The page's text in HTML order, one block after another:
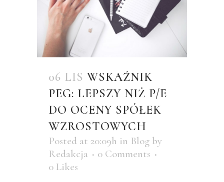
06 LIS WSKAŹNIK
PEG: LEPSZY NIŻ P/E
DO OCENY SPÓŁEK
WZROSTOWYCH
Posted at 20:09h in Blog by
Redakcja
0 Comments
0 Likes